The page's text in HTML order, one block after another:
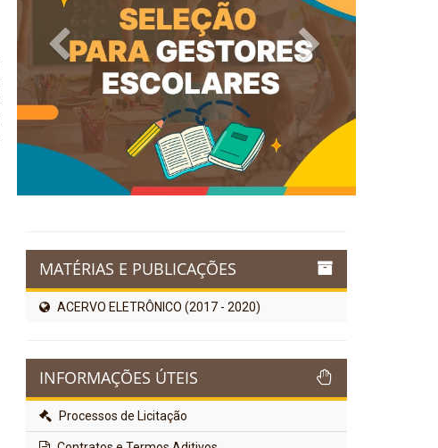
Previous Next
MATÉRIAS E PUBLICAÇÕES
ACERVO ELETRÔNICO (2017 - 2020)
INFORMAÇÕES ÚTEIS
Processos de Licitação